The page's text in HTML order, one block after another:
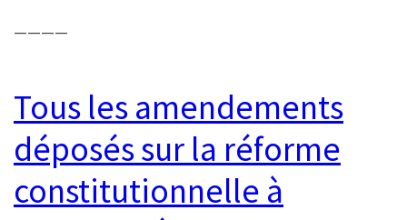
————
Tous les amendements
déposés sur la réforme
constitutionnelle à